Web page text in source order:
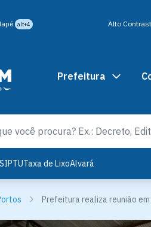
alt+4 Alto
Prefeitura
IPTUTaxa de LixoAlvará
Prefeitura realiza reunião